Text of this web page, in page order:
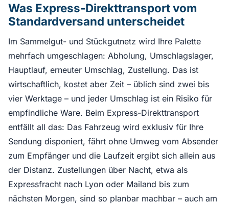
Was Express-Direkttransport vom
Standardversand unterscheidet
Im Sammelgut- und Stückgutnetz wird Ihre Palette
mehrfach umgeschlagen: Abholung, Umschlagslager,
Hauptlauf, erneuter Umschlag, Zustellung. Das ist
wirtschaftlich, kostet aber Zeit – üblich sind zwei bis
vier Werktage – und jeder Umschlag ist ein Risiko für
empfindliche Ware. Beim Express-Direkttransport
entfällt all das: Das Fahrzeug wird exklusiv für Ihre
Sendung disponiert, fährt ohne Umweg vom Absender
zum Empfänger und die Laufzeit ergibt sich allein aus
der Distanz. Zustellungen über Nacht, etwa als
Expressfracht nach Lyon oder Mailand bis zum
nächsten Morgen, sind so planbar machbar – auch am